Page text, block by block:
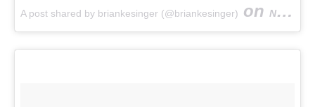
A post shared by briankesinger (@briankesinger) on Nov 17, 2017 at 9:15am PST